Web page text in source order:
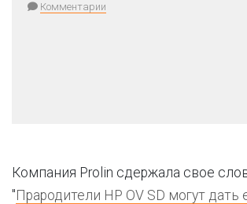
Комментарии
Компания Prolin сдержала свое
" Прародители HP OV SD могут дать